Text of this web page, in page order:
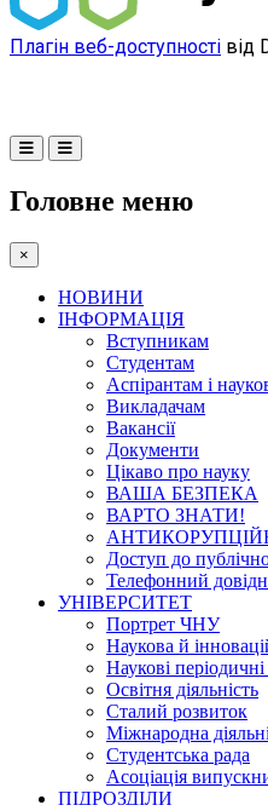
Плагін веб-доступності від
Головне меню
×
НОВИНИ
ІНФОРМАЦІЯ
Вступникам
Студентам
Аспірантам і
Викладачам
Вакансії
Документи
Цікаво про науку
ВАША БЕЗПЕКА
ВАРТО ЗНАТИ!
Доступ до
Телефонний
УНІВЕРСИТЕТ
Портрет ЧНУ
Наукова й
Наукові
Освітня діяльність
Сталий розвиток
Міжнародна
Студентська рада
Асоціація
ПІДРОЗДІЛИ